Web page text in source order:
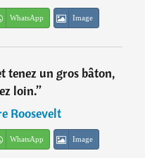
WhatsApp Image
tenez un gros bâton,
loin.”
Roosevelt
WhatsApp Image